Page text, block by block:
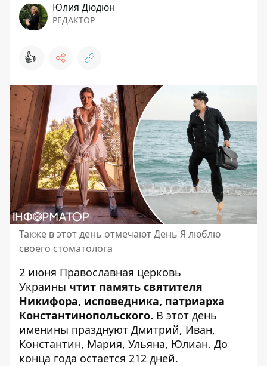
Юлия Дюдюн
РЕДАКТОР
👍
Также в этот день отмечают День Я люблю
своего стоматолога
2 июня Православная церковь
Украины чтит память святителя
Никифора, исповедника, патриарха
Константинопольского. В этот день
именины празднуют Дмитрий, Иван,
Константин, Мария, Ульяна, Юлиан. До
конца года остается 212 дней.